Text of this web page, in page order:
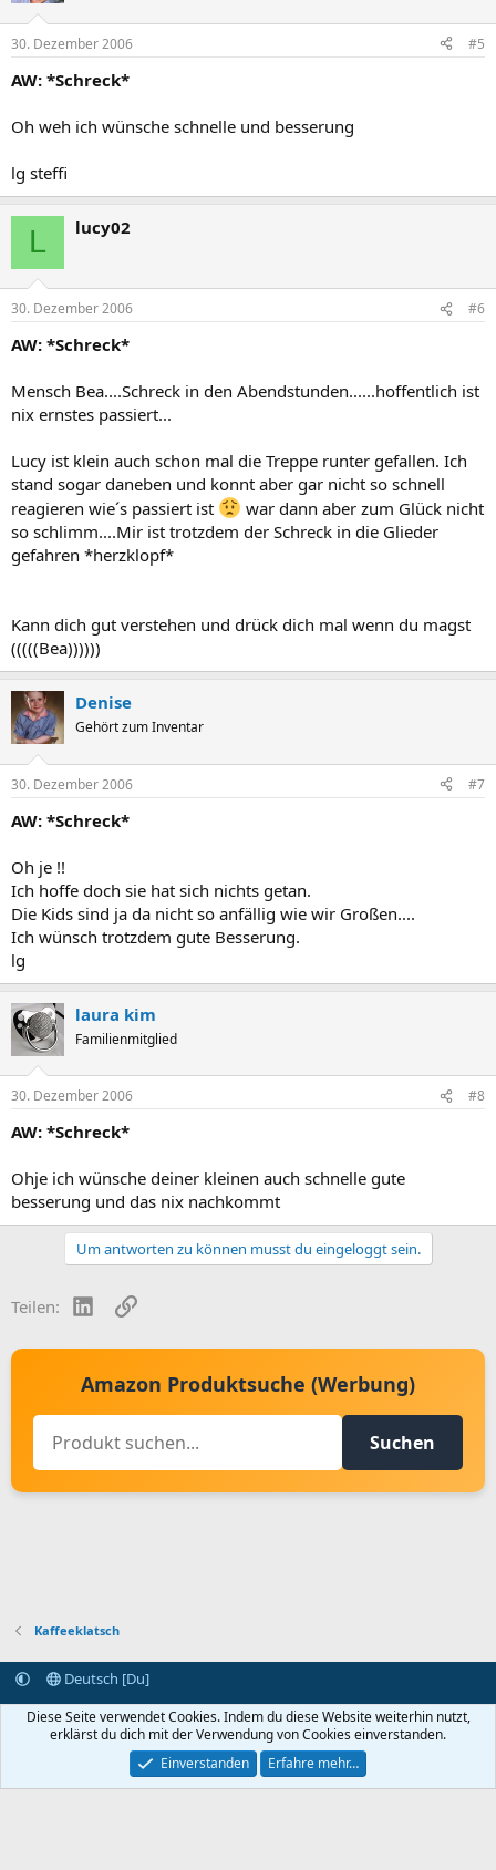
30. Dezember 2006 #5
AW: *Schreck*
Oh weh ich wünsche schnelle und besserung
lg steffi
L lucy02
30. Dezember 2006 #6
AW: *Schreck*
Mensch Bea....Schreck in den Abendstunden......hoffentlich ist
nix ernstes passiert...
Lucy ist klein auch schon mal die Treppe runter gefallen. Ich
stand sogar daneben und konnt aber gar nicht so schnell
reagieren wie´s passiert ist
war dann aber zum Glück nicht
so schlimm....Mir ist trotzdem der Schreck in die Glieder
gefahren *herzklopf*
Kann dich gut verstehen und drück dich mal wenn du magst
(((((Bea))))))
Denise
Gehört zum Inventar
30. Dezember 2006 #7
AW: *Schreck*
Oh je !!
Ich hoffe doch sie hat sich nichts getan.
Die Kids sind ja da nicht so anfällig wie wir Großen....
Ich wünsch trotzdem gute Besserung.
lg
laura kim
Familienmitglied
30. Dezember 2006 #8
AW: *Schreck*
Ohje ich wünsche deiner kleinen auch schnelle gute
besserung und das nix nachkommt
Um antworten zu können musst du eingeloggt sein.
Teilen: LinkedInLink
Amazon Produktsuche (Werbung)
Suchen
Kaffeeklatsch
Deutsch [Du]
Kontakt aufnehmen
Bedingungen und Regeln
Datenschutz
Startseite
R
S
Community platform by XenForo® © 2010-2024 XenForo Ltd.
Diese Seite verwendet Cookies. Indem du diese Website weiterhin nutzt,
erklärst du dich mit der Verwendung von Cookies einverstanden.
Einverstanden
Erfahre mehr…